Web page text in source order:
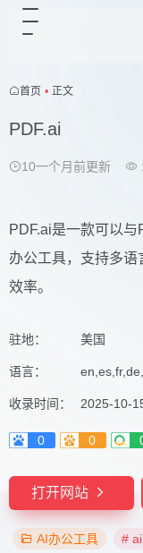
首页 • 正文
PDF.ai
10一个月前更新
PDF.ai是一款可以
办公工具，支持多
效率。
驻地： 美国
语言：
收录时间： 2025-10-
0 0
打开网站
AI办公工具 # ai